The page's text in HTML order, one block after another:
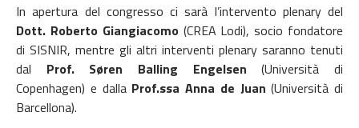
In apertura del congresso ci sarà l’intervento plenary del
Dott. Roberto Giangiacomo(CREA Lodi), socio fondatore
di SISNIR, mentre gli altri interventi plenary saranno tenuti
dal Prof. Søren Balling Engelsen (Università di
Copenhagen) e dalla Prof.ssa Anna de Juan (Università di
Barcellona).